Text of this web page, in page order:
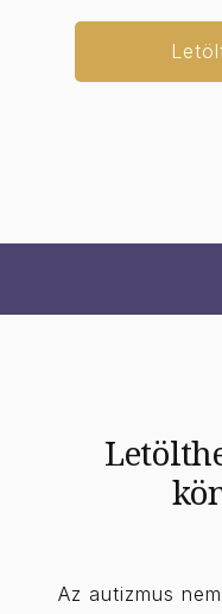
Az autizmus